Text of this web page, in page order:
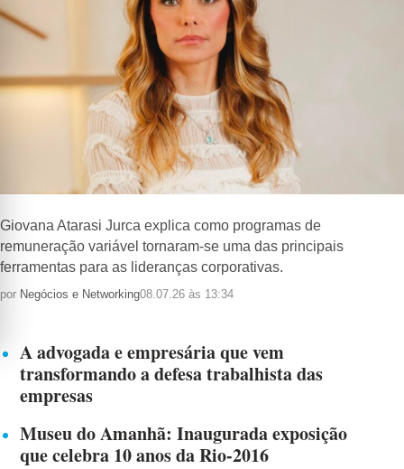
Giovana Atarasi Jurca explica como programas de
remuneração variável tornaram-se uma das principais
ferramentas para as lideranças corporativas.
por Negócios e Networking08.07.26 às 13:34
A advogada e empresária que vem
transformando a defesa trabalhista das
empresas
Museu do Amanhã: Inaugurada exposição
que celebra 10 anos da Rio-2016